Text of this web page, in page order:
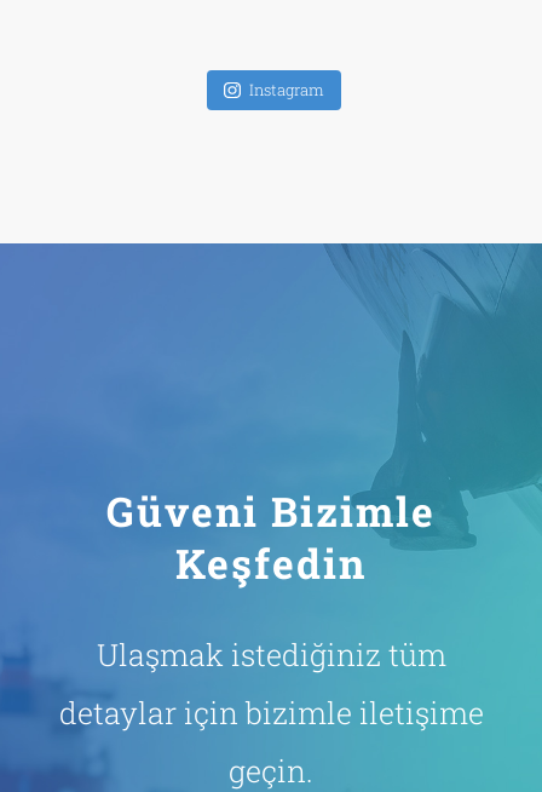
Instagram
Güveni Bizimle
Keşfedin
Ulaşmak istediğiniz tüm
detaylar için bizimle iletişime
geçin.